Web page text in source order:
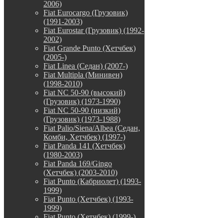
2006)
Fiat Eurocargo (Грузовик)
(1991-2003)
Fiat Eurostar (Грузовик) (1992-
2002)
Fiat Grande Punto (Хетчбек)
(2005-)
Fiat Linea (Седан) (2007-)
Fiat Multipla (Минивен)
(1998-2010)
Fiat NC 50-90 (высокий)
(Грузовик) (1973-1990)
Fiat NC 50-90 (низкий)
(Грузовик) (1973-1988)
Fiat Palio/Siena/Albea (Седан,
Комби, Хетчбек) (1997-)
Fiat Panda 141 (Хетчбек)
(1980-2003)
Fiat Panda 169/Gingo
(Хетчбек) (2003-2010)
Fiat Punto (Кабриолет) (1993-
1999)
Fiat Punto (Хетчбек) (1993-
1999)